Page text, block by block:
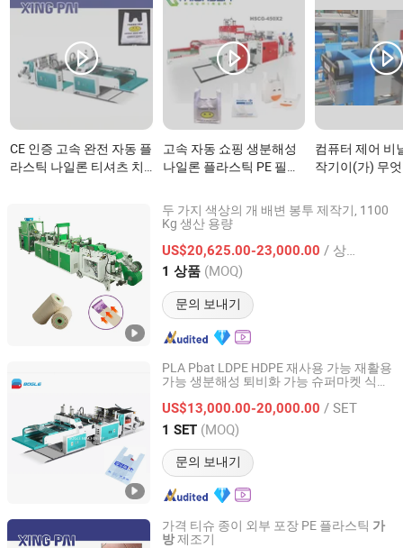
CE 인증 고속 완전 자동 플
라스틱 나일론 티셔츠 치
엇인가요?
고속 자동 쇼핑 생분해성
나일론 플라스틱 PE 필름
쓰레기 봉투 제조기 제작
밀봉 열 절단 커터 기계이
컴퓨터 제어 비
작기이(가) 무
두 가지 색상의 개 배변 봉투 제작기, 1100
Kg 생산 용량
US$20,625.00-23,000.00 / 상품
1 상품 (MOQ)
문의 보내기
Guangzhou Suyi Trading Co., Ltd.
Guangdong, China 이후 2024
PLA Pbat LDPE HDPE 재사용 가능 재활용
가능 생분해성 퇴비화 가능 슈퍼마켓 식료
핑 비닐봉지 제조업체
US$13,000.00-20,000.00 / SET
1 SET (MOQ)
문의 보내기
Ruian Bogle Machinery Co., Ltd.
Zhejiang, China 이후 2022
가격 티슈 종이 외부 포장 PE 플라스틱 가
방제조기